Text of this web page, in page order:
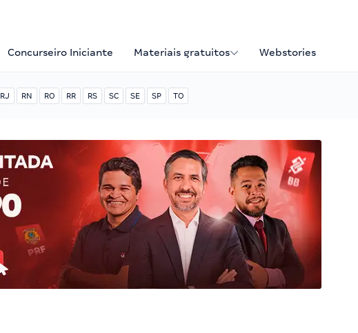
Concurseiro Iniciante Materiais gratuitos Webstories
RJ RN RO RR RS SC SE SP TO